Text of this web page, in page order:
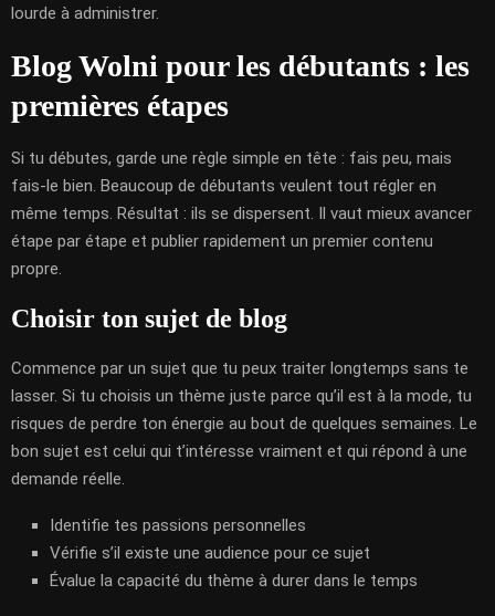
lourde à administrer.
Blog Wolni pour les débutants : les
premières étapes
Si tu débutes, garde une règle simple en tête : fais peu, mais
fais-le bien. Beaucoup de débutants veulent tout régler en
même temps. Résultat : ils se dispersent. Il vaut mieux avancer
étape par étape et publier rapidement un premier contenu
propre.
Choisir ton sujet de blog
Commence par un sujet que tu peux traiter longtemps sans te
lasser. Si tu choisis un thème juste parce qu’il est à la mode, tu
risques de perdre ton énergie au bout de quelques semaines. Le
bon sujet est celui qui t’intéresse vraiment et qui répond à une
demande réelle.
Identifie tes passions personnelles
Vérifie s’il existe une audience pour ce sujet
Évalue la capacité du thème à durer dans le temps